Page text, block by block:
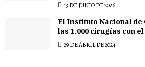
13 DE JUNIO DE 2026
El Instituto Nacional
las 1.000 cirugías con
29 DE ABRIL DE 2024